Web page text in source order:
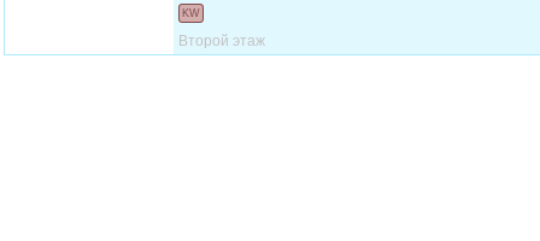
KW
Второй этаж